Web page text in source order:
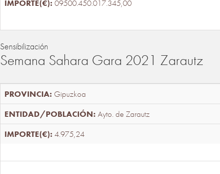
09500.450.017.345,00
Sensibilización
Semana Sahara Gara 2021 Zarautz
Gipuzkoa
Ayto. de Zarautz
4.975,24